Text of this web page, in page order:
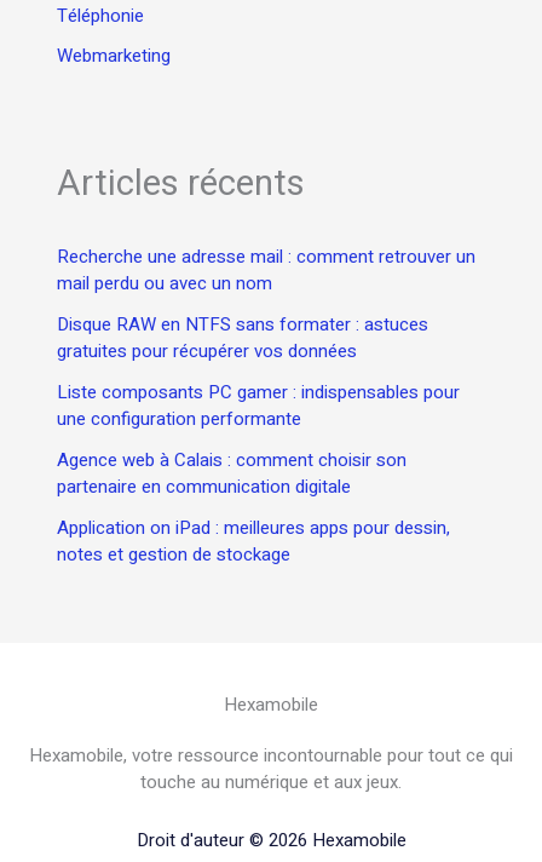
Téléphonie
Webmarketing
Articles récents
Recherche une adresse mail : comment retrouver un
mail perdu ou avec un nom
Disque RAW en NTFS sans formater : astuces
gratuites pour récupérer vos données
Liste composants PC gamer : indispensables pour
une configuration performante
Agence web à Calais : comment choisir son
partenaire en communication digitale
Application on iPad : meilleures apps pour dessin,
notes et gestion de stockage
Hexamobile
Hexamobile, votre ressource incontournable pour tout ce qui
touche au numérique et aux jeux.
Droit d'auteur © 2026 Hexamobile